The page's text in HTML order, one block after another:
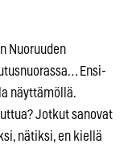
Nuoruuden
Ensi-
näyttämöllä.
Jotkut sanovat
nätiksi, en kiellä